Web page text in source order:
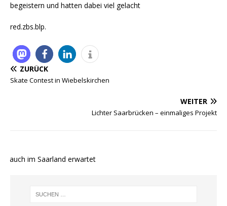
begeistern und hatten dabei viel gelacht
red.zbs.blp.
ZURÜCK
Skate Contest in Wiebelskirchen
WEITER
Lichter Saarbrücken – einmaliges Projekt
auch im Saarland erwartet